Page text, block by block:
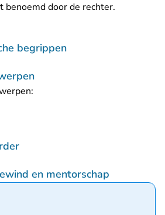
benoemd door de rechter.
begrippen
en mentorschap